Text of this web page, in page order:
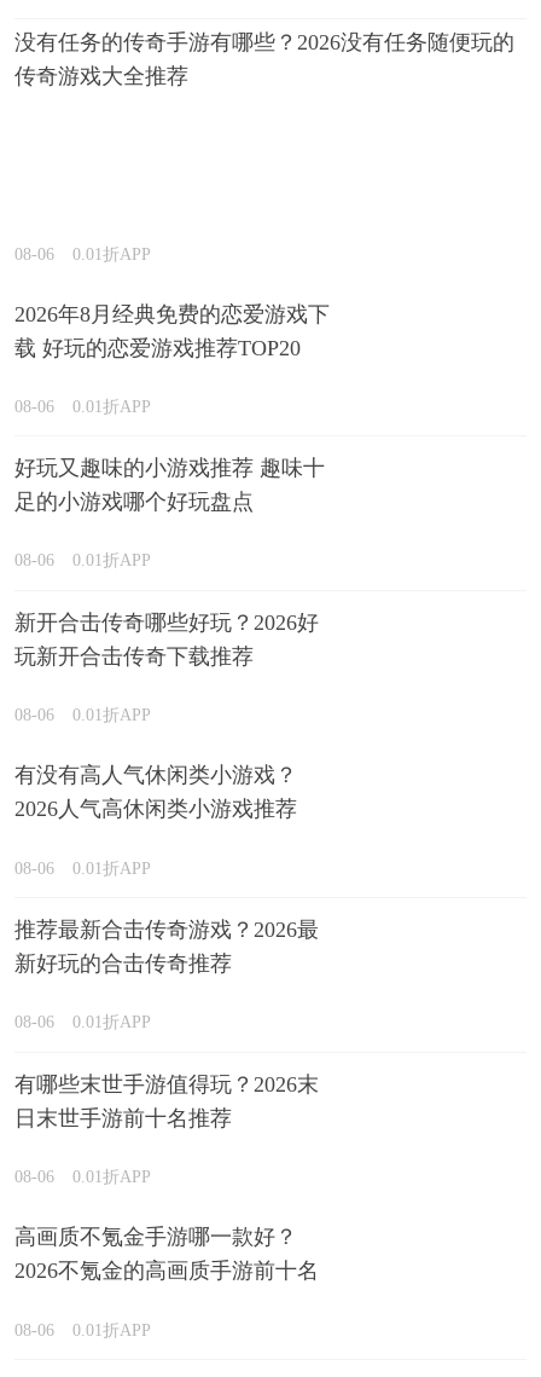
没有任务的传奇手游有哪些？2026没有任务随便玩的
传奇游戏大全推荐
08-06 0.01折APP
2026年8月经典免费的恋爱游戏下
载 好玩的恋爱游戏推荐TOP20
08-06 0.01折APP
好玩又趣味的小游戏推荐 趣味十
足的小游戏哪个好玩盘点
08-06 0.01折APP
新开合击传奇哪些好玩？2026好
玩新开合击传奇下载推荐
08-06 0.01折APP
有没有高人气休闲类小游戏？
2026人气高休闲类小游戏推荐
08-06 0.01折APP
推荐最新合击传奇游戏？2026最
新好玩的合击传奇推荐
08-06 0.01折APP
有哪些末世手游值得玩？2026末
日末世手游前十名推荐
08-06 0.01折APP
高画质不氪金手游哪一款好？
2026不氪金的高画质手游前十名
08-06 0.01折APP